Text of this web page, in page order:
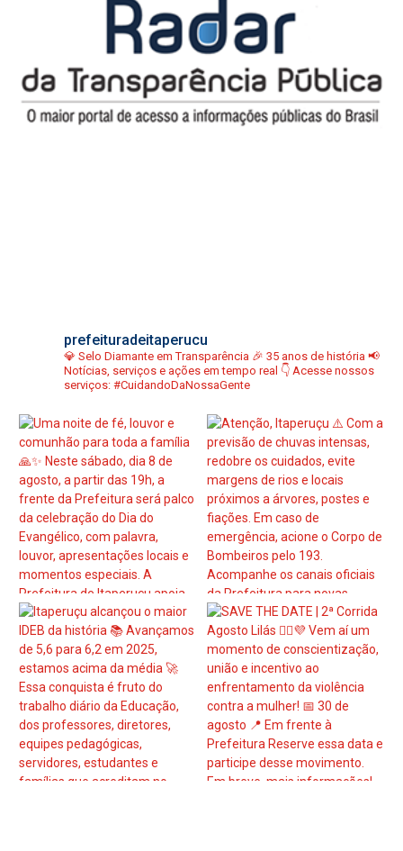
prefeituradeitaperucu
💎 Selo Diamante em Transparência 🎉 35 anos de história 📢
Notícias, serviços e ações em tempo real 👇 Acesse nossos
serviços: #CuidandoDaNossaGente